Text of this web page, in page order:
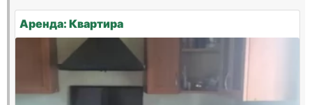
Аренда: Квартира